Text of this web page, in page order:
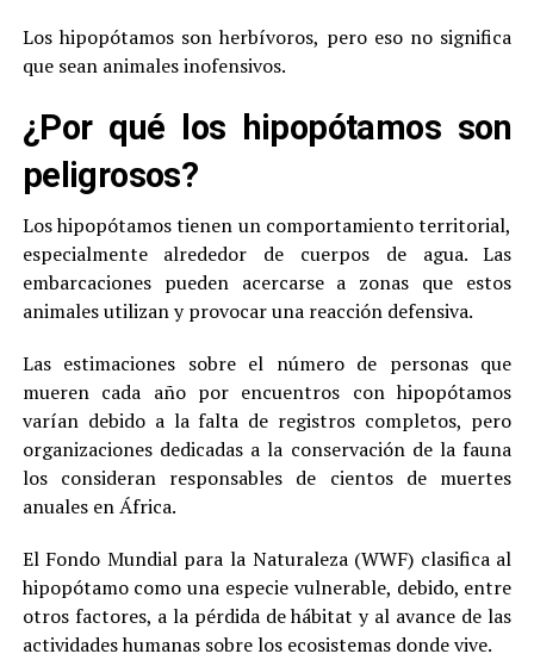
Los hipopótamos son herbívoros, pero eso no significa
que sean animales inofensivos.
¿Por qué los hipopótamos son
peligrosos?
Los hipopótamos tienen un comportamiento territorial,
especialmente alrededor de cuerpos de agua. Las
embarcaciones pueden acercarse a zonas que estos
animales utilizan y provocar una reacción defensiva.
Las estimaciones sobre el número de personas que
mueren cada año por encuentros con hipopótamos
varían debido a la falta de registros completos, pero
organizaciones dedicadas a la conservación de la fauna
los consideran responsables de cientos de muertes
anuales en África.
El Fondo Mundial para la Naturaleza (WWF) clasifica al
hipopótamo como una especie vulnerable, debido, entre
otros factores, a la pérdida de hábitat y al avance de las
actividades humanas sobre los ecosistemas donde vive.